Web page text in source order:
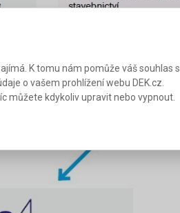
K tomu nám pomůže váš souhlas s
o vašem prohlížení webu DEK.cz.
můžete kdykoliv upravit nebo vypnout.